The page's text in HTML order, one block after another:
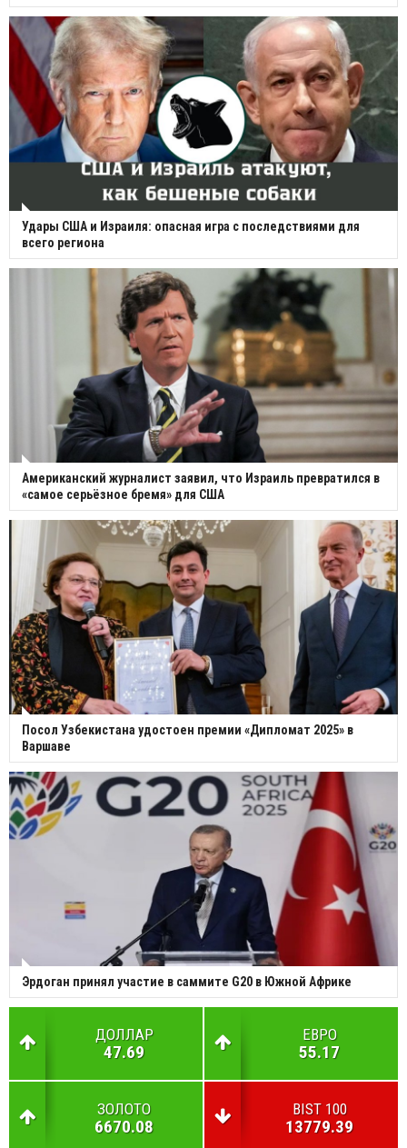
Удары США и Израиля: опасная игра с последствиями для
всего региона
Американский журналист заявил, что Израиль превратился в
«самое серьёзное бремя» для США
Посол Узбекистана удостоен премии «Дипломат 2025» в
Варшаве
Эрдоган принял участие в саммите G20 в Южной Африке
ДОЛЛАР
47.69
ЕВРО
55.17
ЗОЛОТО
6670.08
BIST 100
13779.39